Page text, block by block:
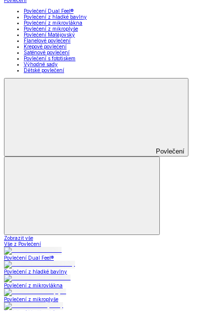
Povlečení Dual Feel®
Povlečení z hladké bavlny
Povlečení z mikrovlákna
Povlečení z mikroplyše
Povlečení Matějovský
Flanelové povlečení
Krepové povlečení
Saténové povlečení
Povlečení s fototiskem
Výhodné sady
Dětské povlečení
Povlečení
Zobrazit vše
Vše z Povlečení
Povlečení Dual Feel®
Povlečení z hladké bavlny
Povlečení z mikrovlákna
Povlečení z mikroplyše